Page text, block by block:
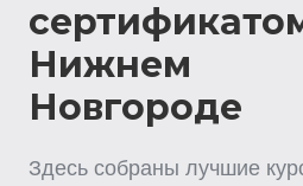
Нижнем
Новгороде
Здесь собраны лучшие